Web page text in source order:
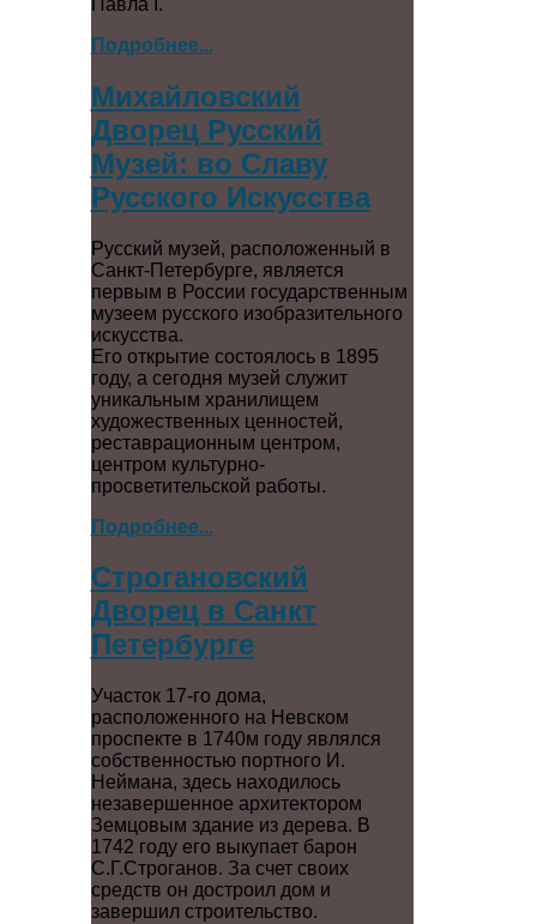
Подробнее...
Михайловский
Дворец Русский
Музей: во Славу
Русского Искусства
Русский музей, расположенный в
Санкт-Петербурге, является
первым в России государственным
музеем русского изобразительного
искусства.
Его открытие состоялось в 1895
году, а сегодня музей служит
уникальным хранилищем
художественных ценностей,
реставрационным центром,
центром культурно-
просветительской работы.
Подробнее...
Строгановский
Дворец в Санкт
Петербурге
Участок 17-го дома,
расположенного на Невском
проспекте в 1740м году являлся
собственностью портного И.
Неймана, здесь находилось
незавершенное архитектором
Земцовым здание из дерева. В
1742 году его выкупает барон
С.Г.Строганов. За счет своих
средств он достроил дом и
завершил строительство.